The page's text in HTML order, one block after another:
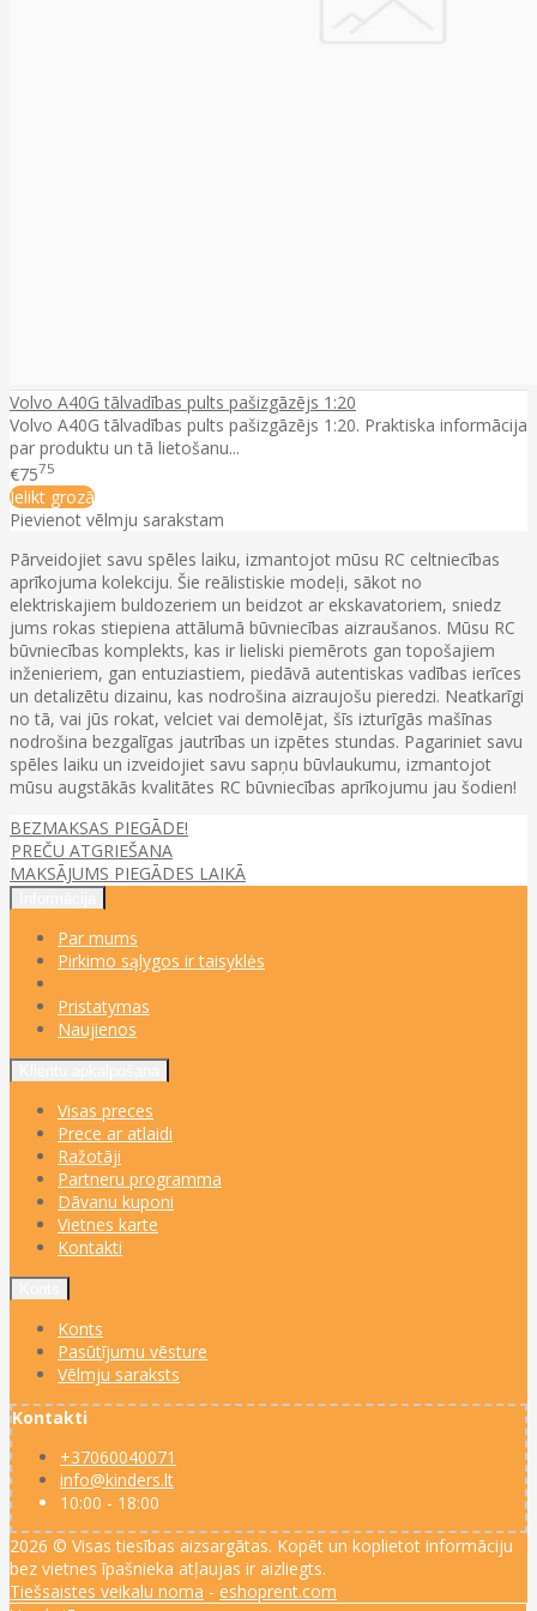
Volvo A40G tālvadības pults pašizgāzējs 1:20
Volvo A40G tālvadības pults pašizgāzējs 1:20. Praktiska informācija
par produktu un tā lietošanu...
€7575
Ielikt grozā
Pievienot vēlmju sarakstam
Pārveidojiet savu spēles laiku, izmantojot mūsu RC celtniecības
aprīkojuma kolekciju. Šie reālistiskie modeļi, sākot no
elektriskajiem buldozeriem un beidzot ar ekskavatoriem, sniedz
jums rokas stiepiena attālumā būvniecības aizraušanos. Mūsu RC
būvniecības komplekts, kas ir lieliski piemērots gan topošajiem
inženieriem, gan entuziastiem, piedāvā autentiskas vadības ierīces
un detalizētu dizainu, kas nodrošina aizraujošu pieredzi. Neatkarīgi
no tā, vai jūs rokat, velciet vai demolējat, šīs izturīgās mašīnas
nodrošina bezgalīgas jautrības un izpētes stundas. Pagariniet savu
spēles laiku un izveidojiet savu sapņu būvlaukumu, izmantojot
mūsu augstākās kvalitātes RC būvniecības aprīkojumu jau šodien!
BEZMAKSAS PIEGĀDE!
PREČU ATGRIEŠANA
MAKSĀJUMS PIEGĀDES LAIKĀ
Par mums
Pirkimo sąlygos ir taisyklės
Pristatymas
Naujienos
Visas preces
Prece ar atlaidi
Ražotāji
Partneru programma
Dāvanu kuponi
Vietnes karte
Kontakti
Konts
Pasūtījumu vēsture
Vēlmju saraksts
Kontakti
+37060040071
info@kinders.lt
10:00 - 18:00
2026 © Visas tiesības aizsargātas. Kopēt un koplietot informāciju
bez vietnes īpašnieka atļaujas ir aizliegts.
Tiešsaistes veikalu noma - eshoprent.com